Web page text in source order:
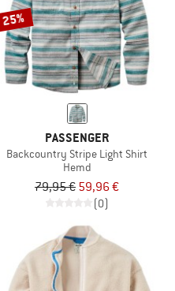
25%
PASSENGER
Backcountry Stripe Light Shirt
Hemd
79,95 € 59,96 €
(0)